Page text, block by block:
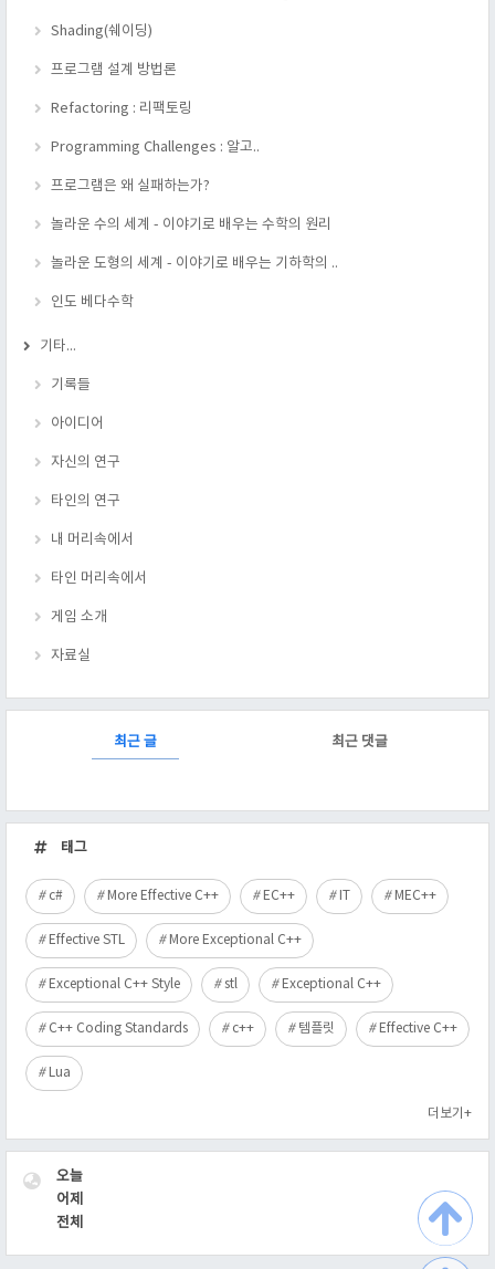
Shading(쉐이딩)
프로그램 설계 방법론
Refactoring : 리팩토링
Programming Challenges : 알고..
프로그램은 왜 실패하는가?
놀라운 수의 세계 - 이야기로 배우는 수학의 원리
놀라운 도형의 세계 - 이야기로 배우는 기하학의 ..
인도 베다수학
기타...
기록들
아이디어
자신의 연구
타인의 연구
내 머리속에서
타인 머리속에서
게임 소개
자료실
최근 글 최근 댓글
근
글
태그
c# More Effective C++ EC++ IT MEC++
Effective STL More Exceptional C++
Exceptional C++ Style stl Exceptional C++
C++ Coding Standards c++ 템플릿 Effective C++
Lua
더보기+
VISITOR
오늘
어제
전체